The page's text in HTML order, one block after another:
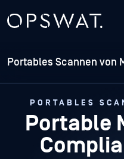
Portables Scannen von
PORTABLES
Portable